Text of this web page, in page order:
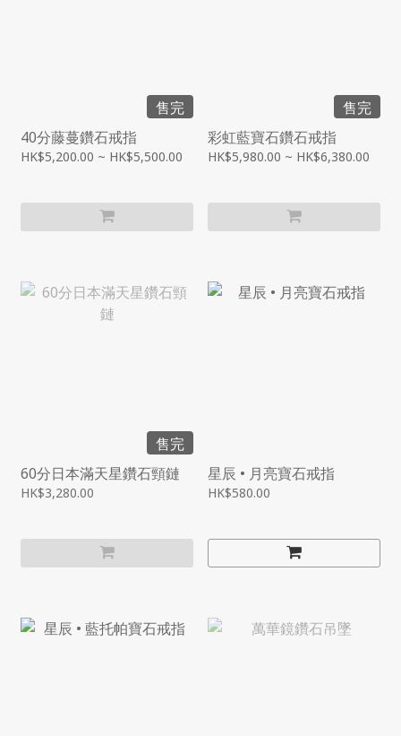
售完
40分藤蔓鑽石戒指
HK$5,200.00 ~ HK$5,500.00
售完
彩虹藍寶石鑽石戒指
HK$5,980.00 ~ HK$6,380.00
售完
60分日本滿天星鑽石頸鏈
HK$3,280.00
星辰 • 月亮寶石戒指
HK$580.00